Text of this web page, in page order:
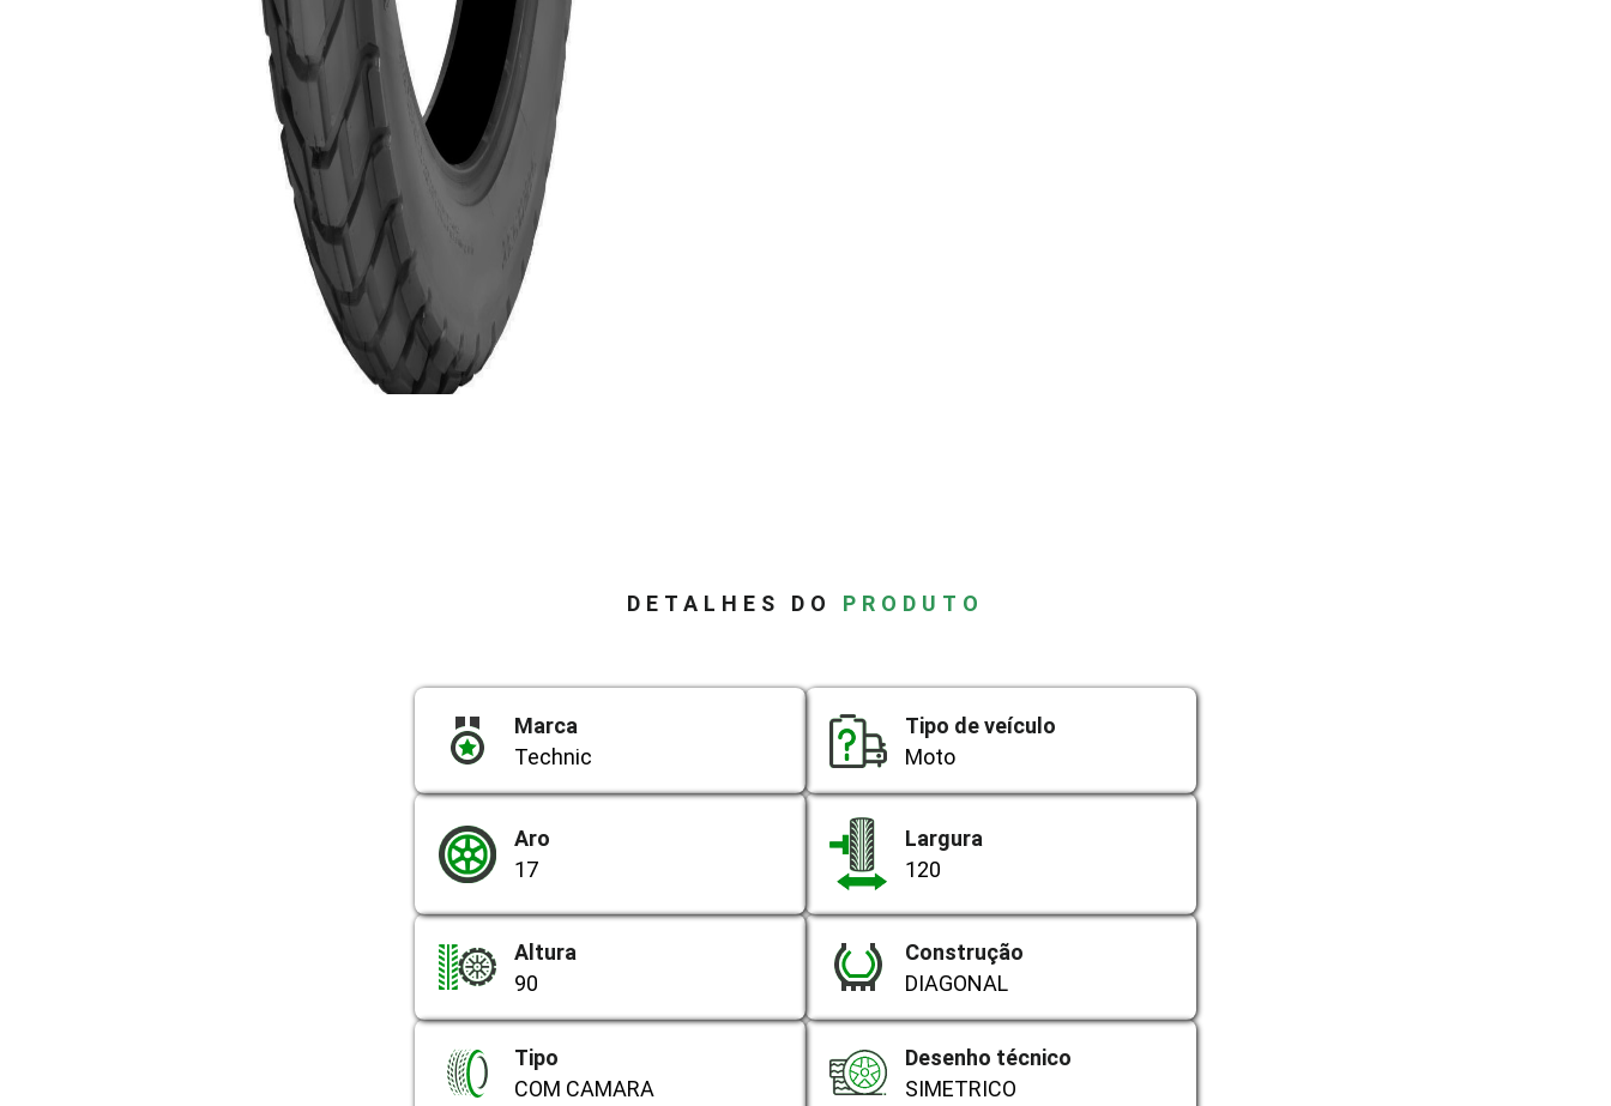
DETALHES DO PRODUTO
Marca
Technic
Tipo de veículo
Moto
Aro
17
Largura
120
Altura
90
Construção
DIAGONAL
Tipo
COM CAMARA
Desenho técnico
SIMETRICO